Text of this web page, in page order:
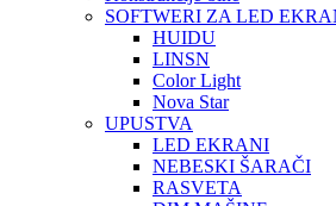
SOFTWERI ZA LED
HUIDU
LINSN
Color Light
Nova Star
UPUSTVA
LED EKRANI
NEBESKI ŠARAČI
RASVETA